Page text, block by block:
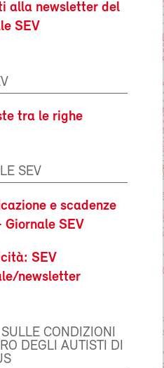
alla newsletter del
SEV
tra le righe
SEV
e scadenze
Giornale SEV
SEV
newsletter
CONDIZIONI
DEGLI AUTISTI DI